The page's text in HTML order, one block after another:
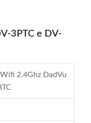
3PTC e DV-
2.4Ghz DadVu